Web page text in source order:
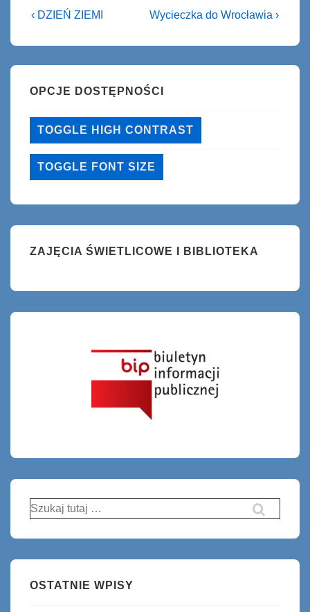
Nawigacja
Previous
‹ DZIEŃ ZIEMI
Next
Wycieczka do Wrocławia ›
OPCJE DOSTĘPNOŚCI
TOGGLE HIGH CONTRAST
TOGGLE FONT SIZE
ZAJĘCIA ŚWIETLICOWE I BIBLIOTEKA
Szukaj:
OSTATNIE WPISY